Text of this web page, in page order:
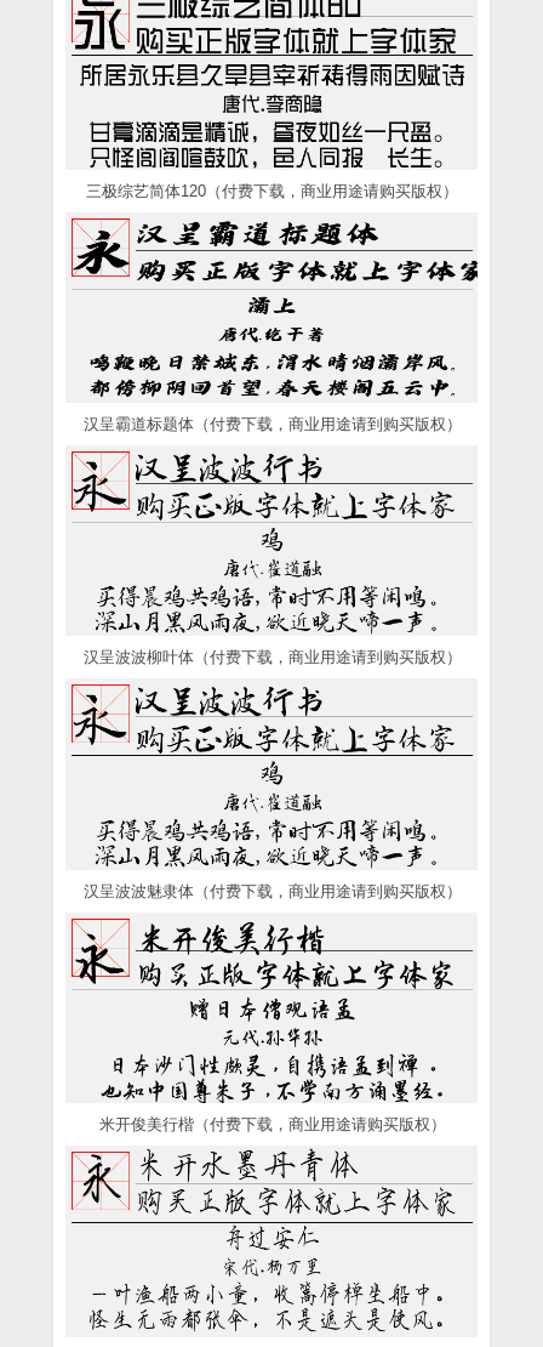
三极综艺简体120（付费下载，商业用途请购买版权）
汉呈霸道标题体（付费下载，商业用途请到购买版权）
汉呈波波柳叶体（付费下载，商业用途请到购买版权）
汉呈波波魅隶体（付费下载，商业用途请到购买版权）
米开俊美行楷（付费下载，商业用途请购买版权）